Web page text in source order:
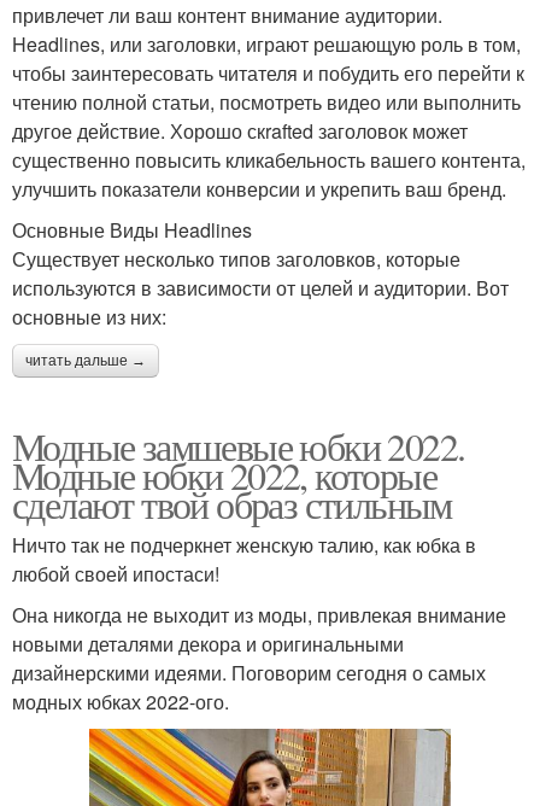
привлечет ли ваш контент внимание аудитории.
Headlines, или заголовки, играют решающую роль в том,
чтобы заинтересовать читателя и побудить его перейти к
чтению полной статьи, посмотреть видео или выполнить
другое действие. Хорошо скrafted заголовок может
существенно повысить кликабельность вашего контента,
улучшить показатели конверсии и укрепить ваш бренд.
Основные Виды Headlines
Существует несколько типов заголовков, которые
используются в зависимости от целей и аудитории. Вот
основные из них:
читать дальше →
Модные замшевые юбки 2022.
Модные юбки 2022, которые
сделают твой образ стильным
Ничто так не подчеркнет женскую талию, как юбка в
любой своей ипостаси!
Она никогда не выходит из моды, привлекая внимание
новыми деталями декора и оригинальными
дизайнерскими идеями. Поговорим сегодня о самых
модных юбках 2022-ого.